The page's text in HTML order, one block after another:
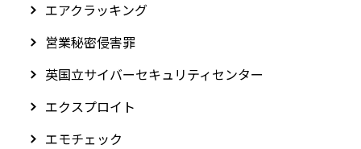
エアクラッキング
営業秘密侵害罪
英国立サイバーセキュリティセンター
エクスプロイト
エモチェック